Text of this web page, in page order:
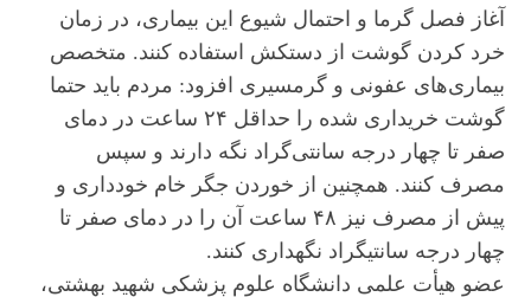
آغاز فصل گرما و احتمال شیوع این بیماری، در زمان
خرد کردن گوشت از دستکش استفاده کنند. متخصص
بیماری‌های عفونی و گرمسیری افزود: مردم باید حتما
گوشت خریداری شده را حداقل ۲۴ ساعت در دمای
صفر تا چهار درجه سانتی‌گراد نگه دارند و سپس
مصرف کنند. همچنین از خوردن جگر خام خودداری و
پیش از مصرف نیز ۴۸ ساعت آن را در دمای صفر تا
چهار درجه سانتیگراد نگهداری کنند.
عضو هیأت‌ علمی دانشگاه علوم پزشکی شهید بهشتی،